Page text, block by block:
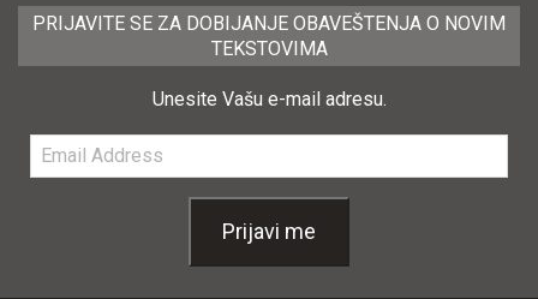
PRIJAVITE SE ZA DOBIJANJE OBAVEŠTENJA O NOVIM
TEKSTOVIMA
Unesite Vašu e-mail adresu.
Email
Address
Prijavi me